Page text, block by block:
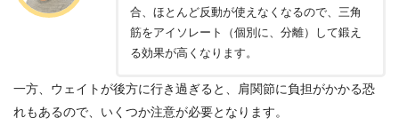
合、ほとんど反動が使えなくなるので、三角
筋をアイソレート（個別に、分離）して鍛え
る効果が高くなります。
一方、ウェイトが後方に行き過ぎると、肩関節に負担がかかる恐
れもあるので、いくつか注意が必要となります。